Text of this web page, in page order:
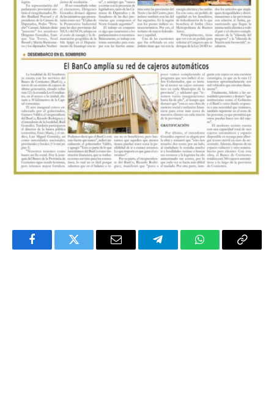
FacebookTwitter Email TelegramWhatsAppCopy